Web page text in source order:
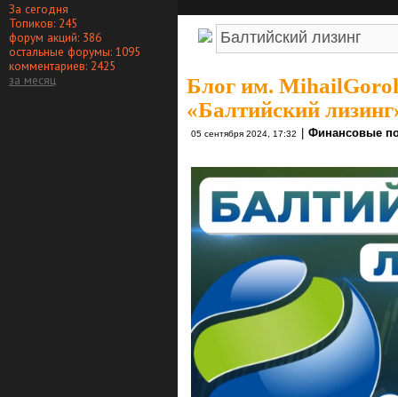
За сегодня
Топиков: 245
форум акций: 386
остальные форумы: 1095
комментариев: 2425
за месяц
Блог им.
«Балтийский
05 сентября 2024, 17:32 Финансовые